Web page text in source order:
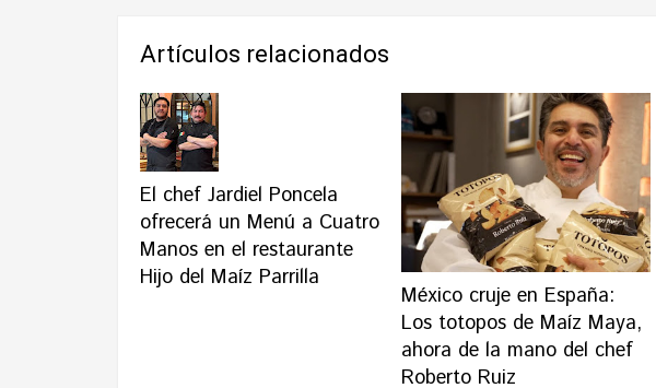
Artículos relacionados
El chef Jardiel Poncela
ofrecerá un Menú a Cuatro
Manos en el restaurante
Hijo del Maíz Parrilla
México cruje en España:
Los totopos de Maíz Maya,
ahora de la mano del chef
Roberto Ruiz